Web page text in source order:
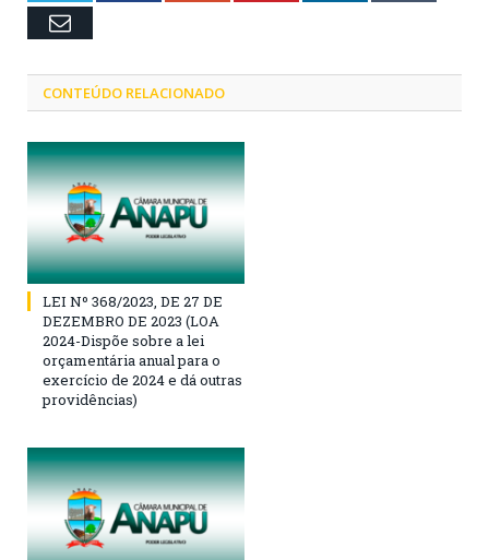
Email
CONTEÚDO RELACIONADO
LEI Nº 368/2023, DE 27 DE
DEZEMBRO DE 2023 (LOA
2024-Dispõe sobre a lei
orçamentária anual para o
exercício de 2024 e dá outras
providências)